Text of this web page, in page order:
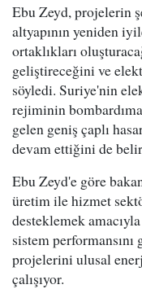
Ebu Zeyd, projelerin
altyapının yeniden
ortaklıkları
geliştireceğini ve
söyledi. Suriye'nin
rejiminin
gelen geniş çaplı
devam ettiğini de
Ebu Zeyd'e göre
üretim ile hizmet
desteklemek
sistem
projelerini ulusal
çalışıyor.